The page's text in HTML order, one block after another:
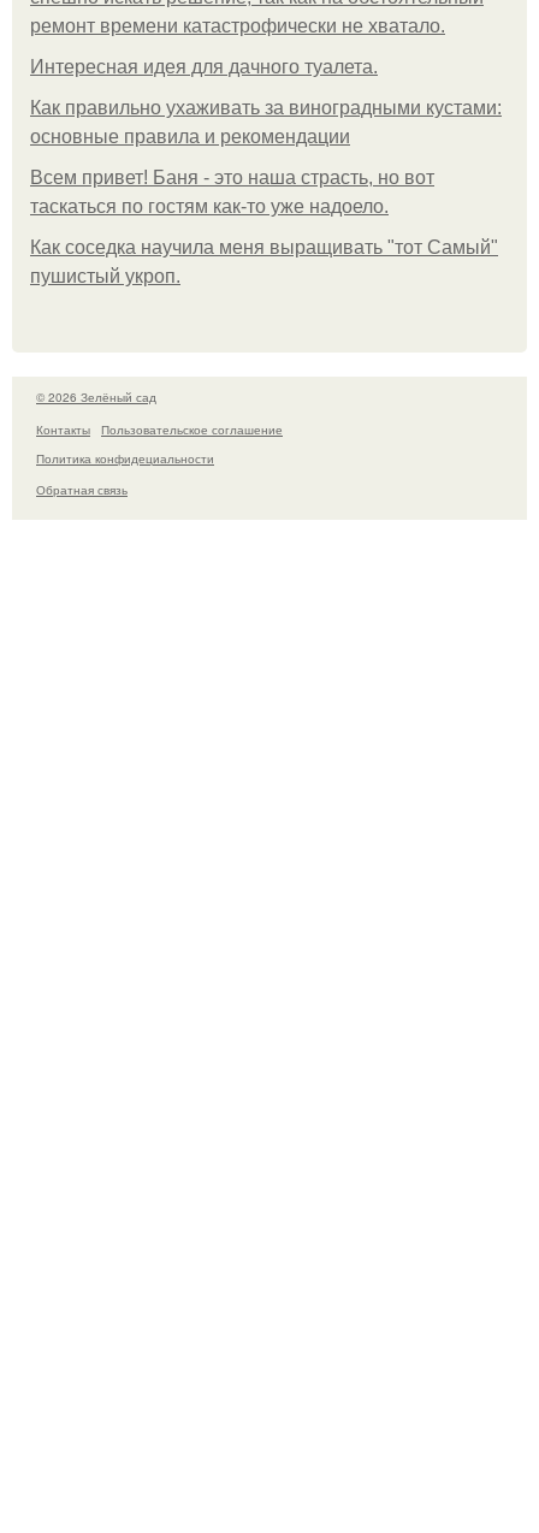
ремонт времени катастрофически не хватало.
Интересная идея для дачного туалета.
Как правильно ухаживать за виноградными кустами:
основные правила и рекомендации
Всем привет! Баня - это наша страсть, но вот
таскаться по гостям как-то уже надоело.
Как соседка научила меня выращивать "тот Самый"
пушистый укроп.
© 2026 Зелёный сад
Контакты
Пользовательское соглашение
Политика конфидециальности
Обратная связь